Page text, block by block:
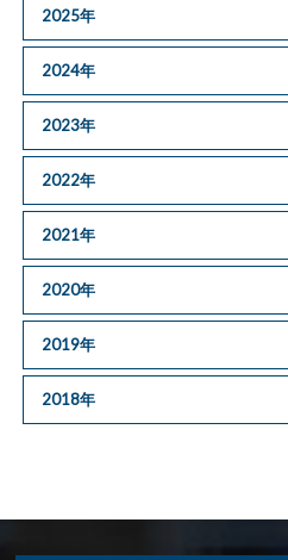
2025年
2024年
2023年
2022年
2021年
2020年
2019年
2018年